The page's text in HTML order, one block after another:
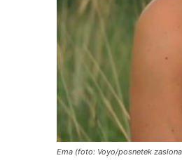
Ema (foto: Voyo/posnetek